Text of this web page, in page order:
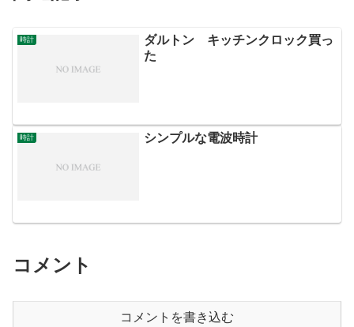
時計
ダルトン キッチンクロック買っ
た
時計 シンプルな電波時計
コメント
コメントを書き込む